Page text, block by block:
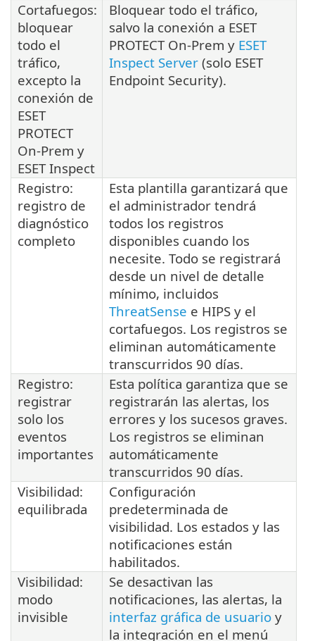
Cortafuegos:
bloquear
todo el
tráfico,
excepto la
conexión de
ESET
PROTECT
On-Prem y
ESET Inspect
Bloquear todo el tráfico,
salvo la conexión a ESET
PROTECT On-Prem y ESET
Inspect Server (solo ESET
Endpoint Security).
Registro:
registro de
diagnóstico
completo
Esta plantilla garantizará que
el administrador tendrá
todos los registros
disponibles cuando los
necesite. Todo se registrará
desde un nivel de detalle
mínimo, incluidos
ThreatSense e HIPS y el
cortafuegos. Los registros se
eliminan automáticamente
transcurridos 90 días.
Registro:
registrar
solo los
eventos
importantes
Esta política garantiza que se
registrarán las alertas, los
errores y los sucesos graves.
Los registros se eliminan
automáticamente
transcurridos 90 días.
Visibilidad:
equilibrada
Configuración
predeterminada de
visibilidad. Los estados y las
notificaciones están
habilitados.
Visibilidad:
modo
invisible
Se desactivan las
notificaciones, las alertas, la
interfaz gráfica de usuario y
la integración en el menú